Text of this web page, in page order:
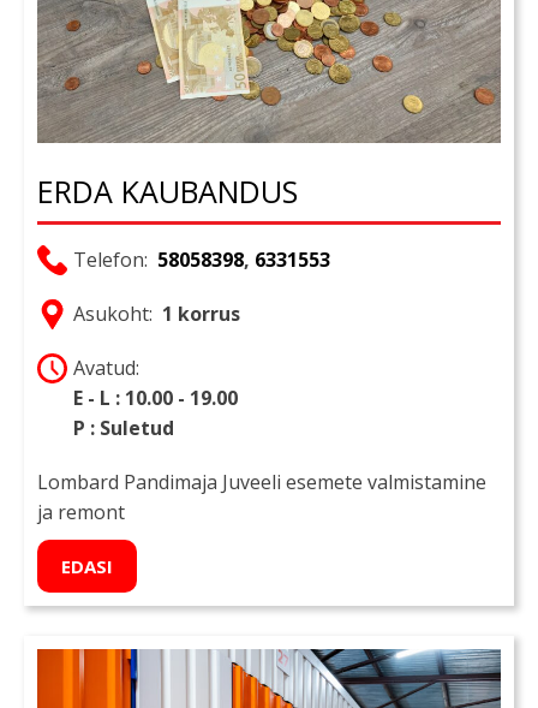
ERDA KAUBANDUS
Telefon: 58058398, 6331553
Asukoht: 1 korrus
Avatud:
E - L : 10.00 - 19.00
P : Suletud
Lombard Pandimaja Juveeli esemete valmistamine
ja remont
EDASI